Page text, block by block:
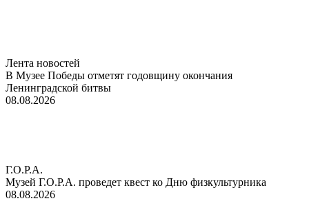
Лента новостей
В Музее Победы отметят годовщину окончания
Ленинградской битвы
08.08.2026
Г.О.Р.А.
Музей Г.О.Р.А. проведет квест ко Дню физкультурника
08.08.2026